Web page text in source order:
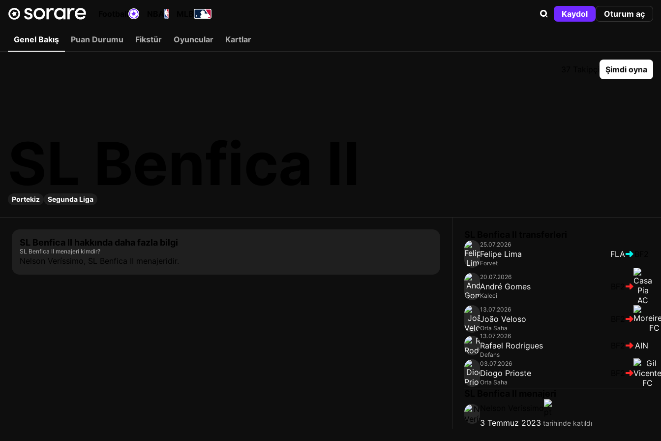
Kaydol Oturum aç
Genel Bakış Puan Durumu Fikstür Oyuncular Kartlar
Şimdi oyna
Portekiz Segunda Liga
SL Benfica II hakkında daha fazla bilgi
SL Benfica II menajeri kimdir?
Nelson Veríssimo, SL Benfica II menajeridir.
25.07.2026
Felipe Lima
Forvet
FLA
20.07.2026
André Gomes
Kaleci
13.07.2026
João Veloso
Orta Saha
13.07.2026
Rafael Rodrigues
Defans
AIN
03.07.2026
Diogo Prioste
Orta Saha
3 Temmuz 2023 tarihinde katıldı